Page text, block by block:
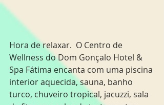
Hora de relaxar.  O Centro de
Wellness do Dom Gonçalo Hotel &
Spa Fátima encanta com uma piscina
interior aquecida, sauna, banho
turco, chuveiro tropical, jacuzzi, sala